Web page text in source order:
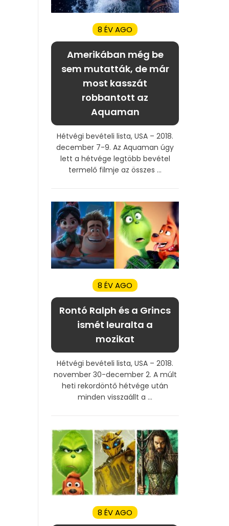
8 ÉV AGO
Amerikában még be
sem mutatták, de már
most kasszát
robbantott az
Aquaman
Hétvégi bevételi lista, USA – 2018.
december 7-9. Az Aquaman úgy
lett a hétvége legtöbb bevétel
termelő filmje az összes ...
8 ÉV AGO
Rontó Ralph és a Grincs
ismét leuralta a
mozikat
Hétvégi bevételi lista, USA – 2018.
november 30-december 2. A múlt
heti rekordöntő hétvége után
minden visszaállt a ...
8 ÉV AGO